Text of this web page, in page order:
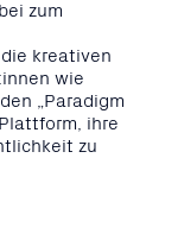
zum
kreativen
wie
„Paradigm
ihre
zu